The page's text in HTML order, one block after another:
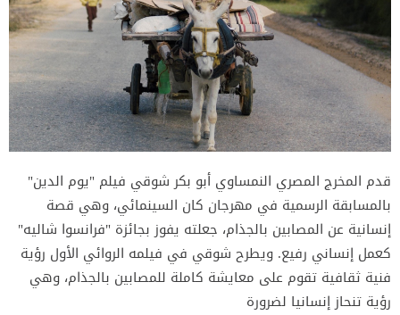
قدم المخرج المصري النمساوي أبو بكر شوقي فيلم "يوم الدين"
بالمسابقة الرسمية في مهرجان كان السينمائي، وهي قصة
إنسانية عن المصابين بالجذام، جعلته يفوز بجائزة "فرانسوا شاليه"
كعمل إنساني رفيع. ويطرح شوقي في فيلمه الروائي الأول رؤية
فنية ثقافية تقوم على معايشة كاملة للمصابين بالجذام، وهي
رؤية تنحاز إنسانيا لضرورة